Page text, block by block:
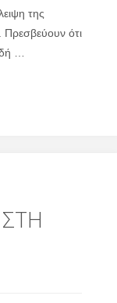
της
Πρεσβεύουν ότι
…